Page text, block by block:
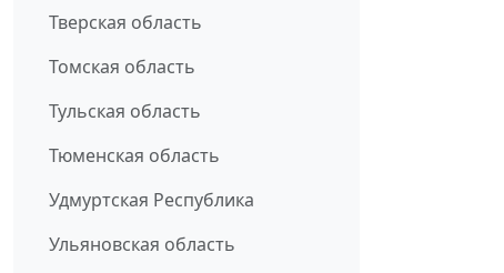
Тверская область
Томская область
Тульская область
Тюменская область
Удмуртская Республика
Ульяновская область